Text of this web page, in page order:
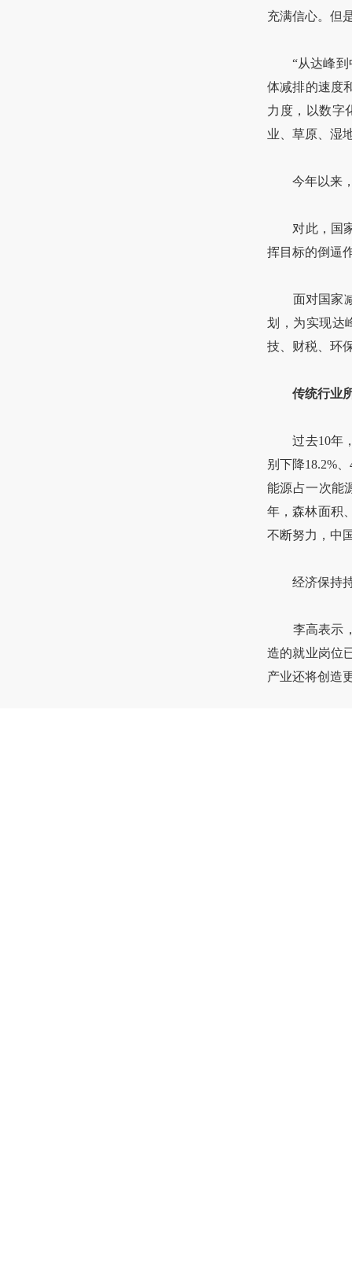
充满信心。但
“从达峰到中
体减排的速度
力度，以数字
业、草原、湿
今年以来，
对此，国家
挥目标的倒逼
面对国家减
划，为实现达
技、财税、环
传统行业
过去10年，
别下降18.2%
能源占一次能
年，森林面积
不断努力，中
经济保持持
李高表示，
造的就业岗位
产业还将创造